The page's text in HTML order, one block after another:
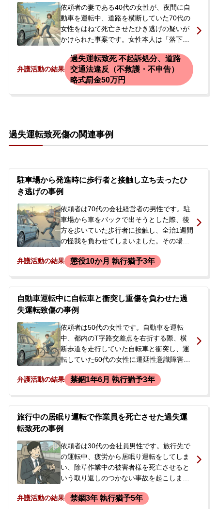
が決まり、ご本人が今後の対応に不安を感
じ、当事務所へご依頼されました。
依頼者の妻である40代の女性が、夜間に自
動車を運転中、道路を横断していた70代の
女性をはねて死亡させたひき逃げの疑いが
かけられた事案です。女性本人は「落下物
り、人をはねたという明確な認識はありま
せんでした。事故から数日後、警察官が自
宅を訪れ、現場付近の防犯カメラ映像から
車両が特定されたとして、女性は警察署で
強い不安を感じた夫が当事務所に相談に来
られました。
弁護活動の結果
過失運転致死 不起訴処分、道路
交通法違反（不救護・不申告）
略式罰金50万円
過失運転致死傷の関連事例
駐車場から発進時に歩行者と接触し立ち去ったひ
き逃げの事例
依頼者は70代の会社経営者の男性です。駐
車場から車をバックで出そうとした際、後
方を歩いていた歩行者に接触し、全治1週間
の怪我を負わせてしまいました。その場で
われたため立ち去ったところ、約1時間後に
した。在宅で捜査が進められ、過失運転致
傷と道路交通法違反で起訴された後、裁判
所から起訴状が届いたことをきっかけに、
今後の刑事処分を案じて当事務所へ相談に
来られました。
弁護活動の結果 懲役10か月 執行猶予3年
自動車運転中に自転車と衝突し重傷を負わせた過
失運転致傷の事例
依頼者は50代の女性です。自動車を運転
中、都内のT字路交差点を右折する際、横
断歩道を走行していた自転車と衝突し、運
転していた60代の女性に遷延性意識障害と
時、資格を要する専門職として勤務してい
状が届いた段階で、当事務所にご依頼され
ました。
弁護活動の結果 禁錮1年6月 執行猶予3年
旅行中の居眠り運転で作業員を死亡させた過失運
転致死の事例
依頼者は30代の会社員男性です。旅行先で
の運転中、疲労から居眠り運転をしてしま
い、除草作業中の被害者様を死亡させると
いう取り返しのつかない事故を起こしまし
の後釈放されました。しかし、被害者様の
弁護活動の結果 禁錮3年 執行猶予5年